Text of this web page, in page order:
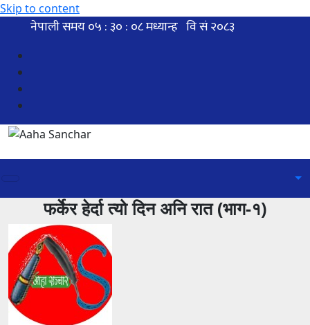
Skip to content
फर्केर हेर्दा त्यो दिन अनि रात (भाग-१)